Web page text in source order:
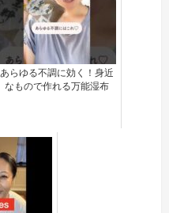
あらゆる不調に効く！身近
なもので作れる万能湿布